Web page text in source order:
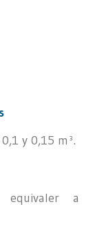
y 0,15 m³.
equivaler a